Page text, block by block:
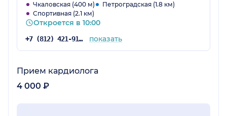
Чкаловская (400 м)
Петроградская (1.8 км)
Спортивная (2.1 км)
Откроется в 10:00
+7 (812) 421-91-25 показать
Прием кардиолога
4 000 ₽